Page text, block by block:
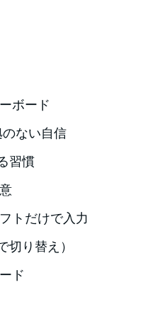
ボード
のない自信
習慣
トだけで入力
切り替え）
ド